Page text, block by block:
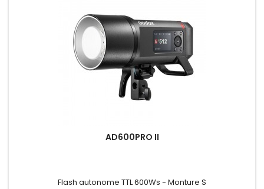
AD600PRO II
Flash autonome TTL 600Ws - Monture S